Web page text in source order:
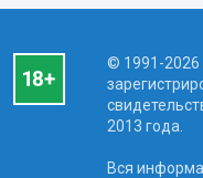
© 1991-2026
2013 года.
Вся